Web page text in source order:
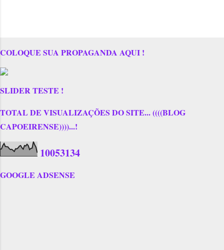
COLOQUE SUA PROPAGANDA AQUI !
SLIDER TESTE !
TOTAL DE VISUALIZAÇÕES DO SITE... ((((BLOG
CAPOEIRENSE))))...!
10053134
GOOGLE ADSENSE